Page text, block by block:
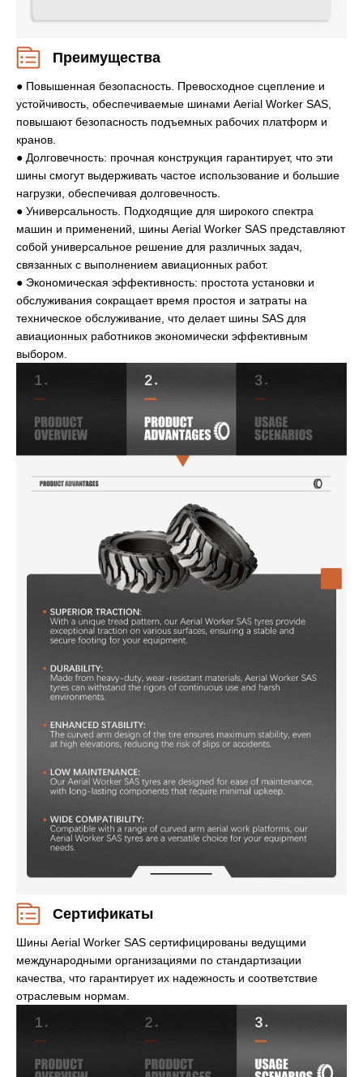
Преимущества
● Повышенная безопасность. Превосходное сцепление и
устойчивость, обеспечиваемые шинами Aerial Worker SAS,
повышают безопасность подъемных рабочих платформ и
кранов.
● Долговечность: прочная конструкция гарантирует, что эти
шины смогут выдерживать частое использование и большие
нагрузки, обеспечивая долговечность.
● Универсальность. Подходящие для широкого спектра
машин и применений, шины Aerial Worker SAS представляют
собой универсальное решение для различных задач,
связанных с выполнением авиационных работ.
● Экономическая эффективность: простота установки и
обслуживания сокращает время простоя и затраты на
техническое обслуживание, что делает шины SAS для
авиационных работников экономически эффективным
выбором.
Сертификаты
Шины Aerial Worker SAS сертифицированы ведущими
международными организациями по стандартизации
качества, что гарантирует их надежность и соответствие
отраслевым нормам.